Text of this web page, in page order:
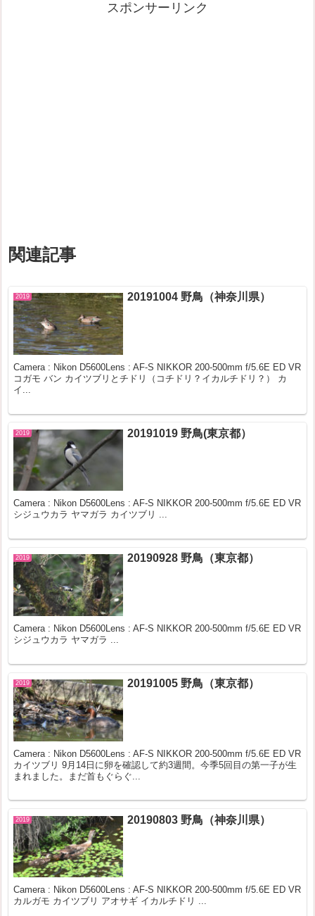
スポンサーリンク
関連記事
2019 20191004 野鳥（神奈川県）
Camera : Nikon D5600Lens : AF-S NIKKOR 200-500mm f/5.6E ED VR
コガモ バン カイツブリとチドリ（コチドリ？イカルチドリ？） カ
イ...
2019 20191019 野鳥(東京都）
Camera : Nikon D5600Lens : AF-S NIKKOR 200-500mm f/5.6E ED VR
シジュウカラ ヤマガラ カイツブリ ...
2019 20190928 野鳥（東京都）
Camera : Nikon D5600Lens : AF-S NIKKOR 200-500mm f/5.6E ED VR
シジュウカラ ヤマガラ ...
2019 20191005 野鳥（東京都）
Camera : Nikon D5600Lens : AF-S NIKKOR 200-500mm f/5.6E ED VR
カイツブリ 9月14日に卵を確認して約3週間。今季5回目の第一子が生
まれました。まだ首もぐらぐ...
2019 20190803 野鳥（神奈川県）
Camera : Nikon D5600Lens : AF-S NIKKOR 200-500mm f/5.6E ED VR
カルガモ カイツブリ アオサギ イカルチドリ ...